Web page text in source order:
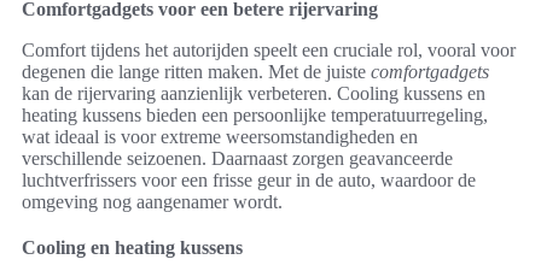
Comfortgadgets voor een betere rijervaring
Comfort tijdens het autorijden speelt een cruciale rol, vooral voor
degenen die lange ritten maken. Met de juiste comfortgadgets
kan de rijervaring aanzienlijk verbeteren. Cooling kussens en
heating kussens bieden een persoonlijke temperatuurregeling,
wat ideaal is voor extreme weersomstandigheden en
verschillende seizoenen. Daarnaast zorgen geavanceerde
luchtverfrissers voor een frisse geur in de auto, waardoor de
omgeving nog aangenamer wordt.
Cooling en heating kussens